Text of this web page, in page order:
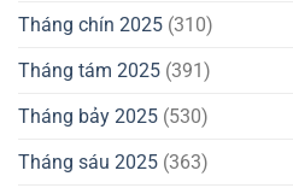
Tháng chín 2025 (310)
Tháng tám 2025 (391)
Tháng bảy 2025 (530)
Tháng sáu 2025 (363)